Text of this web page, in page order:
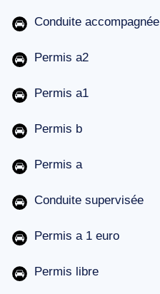
Conduite accompagnée
Permis a2
Permis a1
Permis b
Permis a
Conduite supervisée
Permis a 1 euro
Permis libre